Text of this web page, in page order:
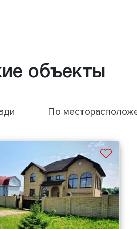
объекты
По